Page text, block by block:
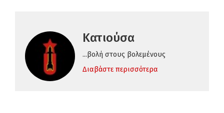
Κατιούσα
...βολή στους βολεμένους
Διαβάστε περισσότερα